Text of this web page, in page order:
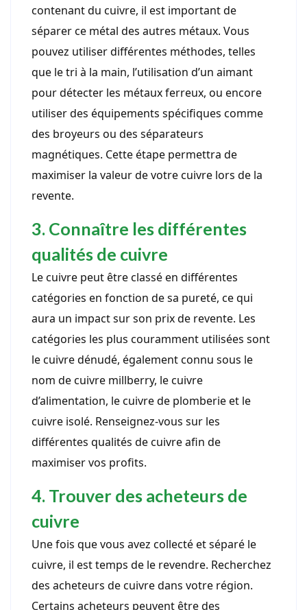
contenant du cuivre, il est important de
séparer ce métal des autres métaux. Vous
pouvez utiliser différentes méthodes, telles
que le tri à la main, l’utilisation d’un aimant
pour détecter les métaux ferreux, ou encore
utiliser des équipements spécifiques comme
des broyeurs ou des séparateurs
magnétiques. Cette étape permettra de
maximiser la valeur de votre cuivre lors de la
revente.
3. Connaître les différentes
qualités de cuivre
Le cuivre peut être classé en différentes
catégories en fonction de sa pureté, ce qui
aura un impact sur son prix de revente. Les
catégories les plus couramment utilisées sont
le cuivre dénudé, également connu sous le
nom de cuivre millberry, le cuivre
d’alimentation, le cuivre de plomberie et le
cuivre isolé. Renseignez-vous sur les
différentes qualités de cuivre afin de
maximiser vos profits.
4. Trouver des acheteurs de
cuivre
Une fois que vous avez collecté et séparé le
cuivre, il est temps de le revendre. Recherchez
des acheteurs de cuivre dans votre région.
Certains acheteurs peuvent être des